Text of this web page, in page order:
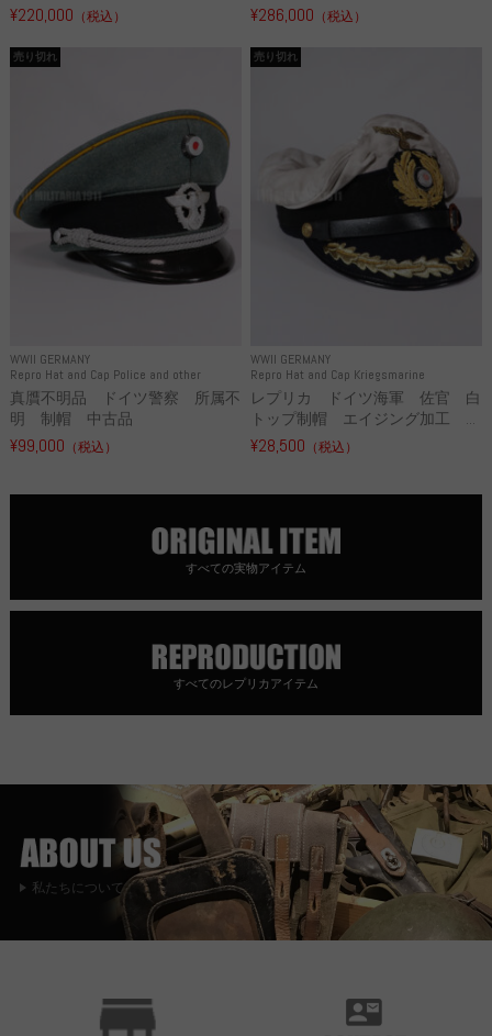
¥220,000 （税込） ¥286,000 （税込）
WWII GERMANY
Repro Hat and Cap Police and other
売り切れ
真贋不明品 ドイツ警察 所属不
明 制帽 中古品
¥99,000 （税込）
WWII GERMANY
Repro Hat and Cap Kriegsmarine
売り切れ
レプリカ ドイツ海軍 佐官 白
トップ制帽 エイジング加工 ...
¥28,500 （税込）
すべての実物アイテム
すべてのレプリカアイテム
私たちについて